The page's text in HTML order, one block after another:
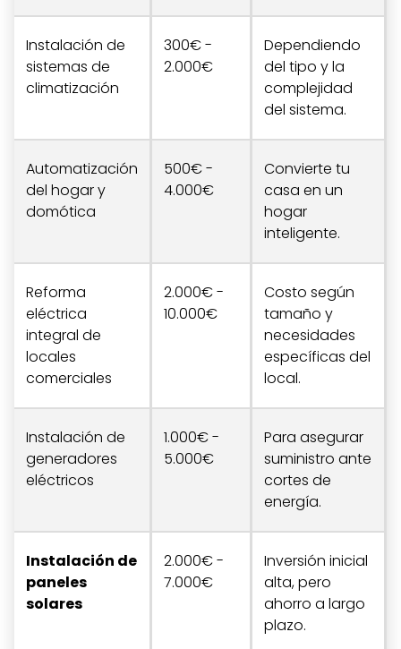
Instalación de
sistemas de
climatización
300€ -
2.000€
Dependiendo
del tipo y la
complejidad
del sistema.
Automatización
del hogar y
domótica
500€ -
4.000€
Convierte tu
casa en un
hogar
inteligente.
Reforma
eléctrica
integral de
locales
comerciales
2.000€ -
10.000€
Costo según
tamaño y
necesidades
específicas del
local.
Instalación de
generadores
eléctricos
1.000€ -
5.000€
Para asegurar
suministro ante
cortes de
energía.
Instalación de
paneles
solares
2.000€ -
7.000€
Inversión inicial
alta, pero
ahorro a largo
plazo.